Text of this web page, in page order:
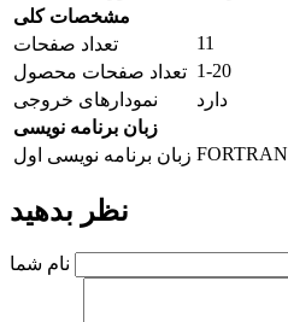
مشخصات کلی
تعداد صفحات
11
تعداد صفحات محصول 1-20
نمودارهای خروجی
دارد
زبان برنامه نویسی
زبان برنامه نویسی اول FORTRAN
نظر بدهید
نام شما